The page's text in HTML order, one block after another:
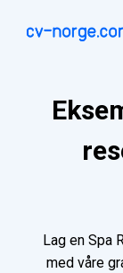
Lag en Spa
med våre